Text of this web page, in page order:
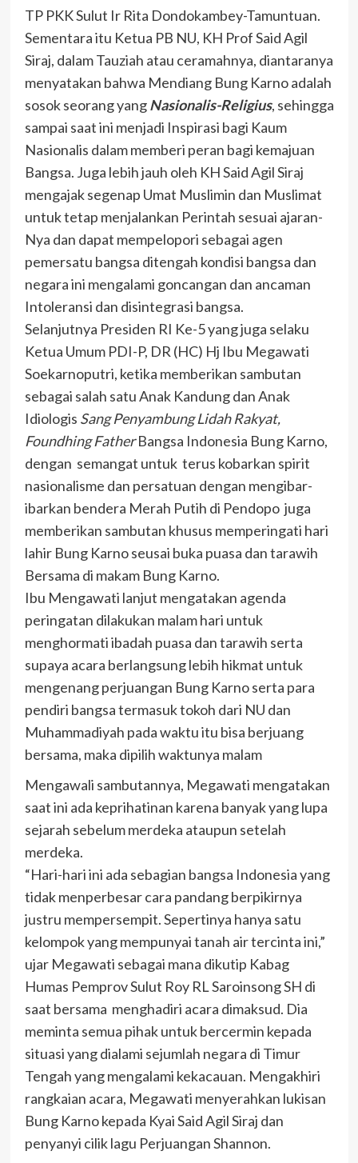
TP PKK Sulut Ir Rita Dondokambey-Tamuntuan.
Sementara itu Ketua PB NU, KH Prof Said Agil
Siraj, dalam Tauziah atau ceramahnya, diantaranya
menyatakan bahwa Mendiang Bung Karno adalah
sosok seorang yangNasionalis-Religius, sehingga
sampai saat ini menjadi Inspirasi bagi Kaum
Nasionalis dalam memberi peran bagi kemajuan
Bangsa. Juga lebih jauh oleh KH Said Agil Siraj
mengajak segenap Umat Muslimin dan Muslimat
untuk tetap menjalankan Perintah sesuai ajaran-
Nya dan dapat mempelopori sebagai agen
pemersatu bangsa ditengah kondisi bangsa dan
negara ini mengalami goncangan dan ancaman
Intoleransi dan disintegrasi bangsa.
Selanjutnya Presiden RI Ke-5 yang juga selaku
Ketua Umum PDI-P, DR (HC) Hj Ibu Megawati
Soekarnoputri, ketika memberikan sambutan
sebagai salah satu Anak Kandung dan Anak
Idiologis Sang Penyambung Lidah Rakyat,
Foundhing FatherBangsa Indonesia Bung Karno,
dengan semangat untuk terus kobarkan spirit
nasionalisme dan persatuan dengan mengibar-
ibarkan bendera Merah Putih di Pendopo juga
memberikan sambutan khusus memperingati hari
lahir Bung Karno seusai buka puasa dan tarawih
Bersama di makam Bung Karno.
Ibu Mengawati lanjut mengatakan agenda
peringatan dilakukan malam hari untuk
menghormati ibadah puasa dan tarawih serta
supaya acara berlangsung lebih hikmat untuk
mengenang perjuangan Bung Karno serta para
pendiri bangsa termasuk tokoh dari NU dan
Muhammadiyah pada waktu itu bisa berjuang
bersama, maka dipilih waktunya malam
Mengawali sambutannya, Megawati mengatakan
saat ini ada keprihatinan karena banyak yang lupa
sejarah sebelum merdeka ataupun setelah
merdeka.
“Hari-hari ini ada sebagian bangsa Indonesia yang
tidak menperbesar cara pandang berpikirnya
justru mempersempit. Sepertinya hanya satu
kelompok yang mempunyai tanah air tercinta ini,”
ujar Megawati sebagai mana dikutip Kabag
Humas Pemprov Sulut Roy RL Saroinsong SH di
saat bersama menghadiri acara dimaksud. Dia
meminta semua pihak untuk bercermin kepada
situasi yang dialami sejumlah negara di Timur
Tengah yang mengalami kekacauan. Mengakhiri
rangkaian acara, Megawati menyerahkan lukisan
Bung Karno kepada Kyai Said Agil Siraj dan
penyanyi cilik lagu Perjuangan Shannon.